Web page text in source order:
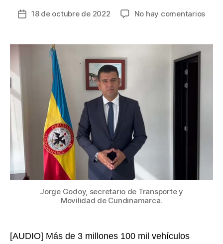
Fecha
entrada
18 de octubre de 2022 No hay comentariosen
las
en
Jorge Godoy, secretario de Transporte y
Movilidad de Cundinamarca.
[AUDIO] Más de 3 millones 100 mil vehículos